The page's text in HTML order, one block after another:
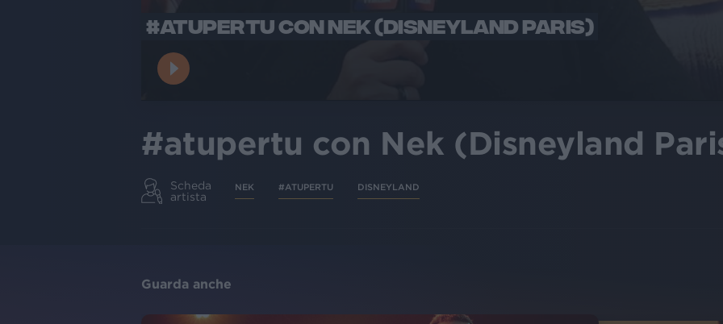
#ATUPERTU CON NEK (DISNEYLAND PARIS)
#atupertu con Nek (Disneyland
Scheda
artista
NEK #ATUPERTU DISNEYLAND
Guarda anche